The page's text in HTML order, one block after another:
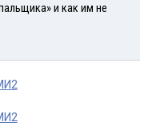
и как им не